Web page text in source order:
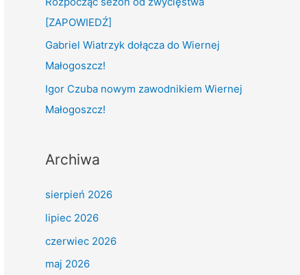
[ZAPOWIEDŹ]
Gabriel Wiatrzyk dołącza do Wiernej
Małogoszcz!
Igor Czuba nowym zawodnikiem Wiernej
Małogoszcz!
Archiwa
sierpień 2026
lipiec 2026
czerwiec 2026
maj 2026